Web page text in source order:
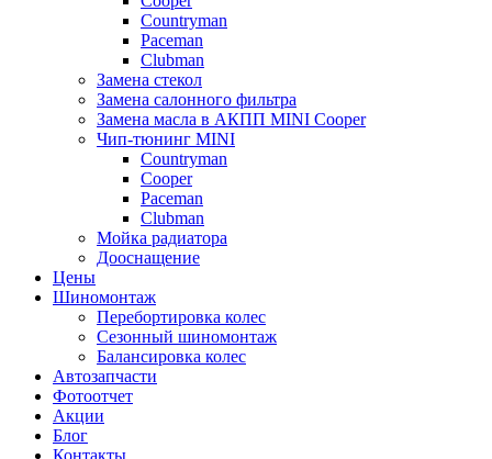
Countryman
Paceman
Clubman
Замена стекол
Замена салонного фильтра
Замена масла в АКПП MINI Cooper
Чип-тюнинг MINI
Сountryman
Сooper
Paceman
Clubman
Мойка радиатора
Дооснащение
Цены
Шиномонтаж
Перебортировка колес
Сезонный шиномонтаж
Балансировка колес
Автозапчасти
Фотоотчет
Акции
Блог
Контакты